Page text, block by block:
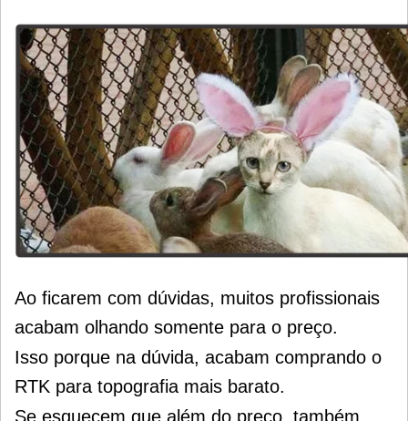
Ao ficarem com dúvidas, muitos profissionais
acabam olhando somente para o preço.
Isso porque na dúvida, acabam comprando o
RTK para topografia mais barato.
Se esquecem que além do preço, também